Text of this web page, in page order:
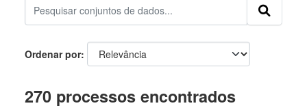
Ordenar por
270 processos encontrados